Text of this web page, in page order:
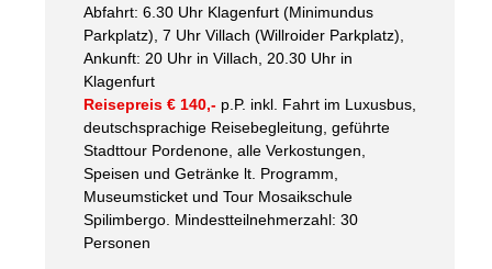
Abfahrt: 6.30 Uhr Klagenfurt (Minimundus
Parkplatz), 7 Uhr Villach (Willroider Parkplatz),
Ankunft: 20 Uhr in Villach, 20.30 Uhr in
Klagenfurt
Reisepreis € 140,-p.P. inkl. Fahrt im Luxusbus,
deutschsprachige Reisebegleitung, geführte
Stadttour Pordenone, alle Verkostungen,
Speisen und Getränke lt. Programm,
Museumsticket und Tour Mosaikschule
Spilimbergo. Mindestteilnehmerzahl: 30
Personen